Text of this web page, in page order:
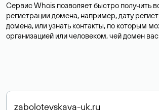
Сервис Whois позволяет быстро получить
регистрации домена, например, дату
домена, или узнать контакты, по которым
организацией или человеком, чей домен